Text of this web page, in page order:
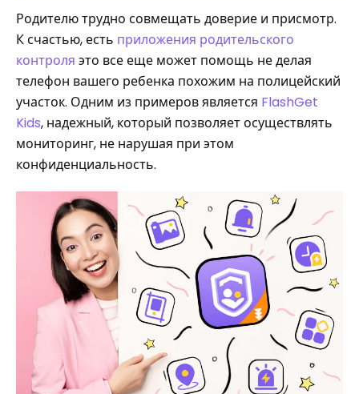
Родителю трудно совмещать доверие и присмотр.
К счастью, есть приложения родительского
контроля это все еще может помощь не делая
телефон вашего ребенка похожим на полицейский
участок. Одним из примеров является FlashGet
Kids, надежный, который позволяет осуществлять
мониторинг, не нарушая при этом
конфиденциальность.